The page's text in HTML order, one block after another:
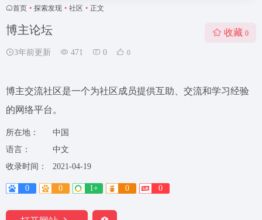
首页 • 探索发现 • 社区 • 正文
博主论坛
3年前更新 471 0 0
收藏 0
博主交流社区是一个为社区成员提供互助、交流和学习经验
的网络平台。
所在地：
中国
语言：
中文
收录时间：
2021-04-19
0 0 1+ 0 0